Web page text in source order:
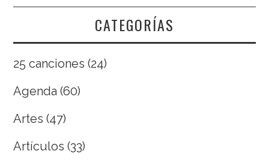
CATEGORÍAS
25 canciones (24)
Agenda (60)
Artes (47)
Artículos (33)